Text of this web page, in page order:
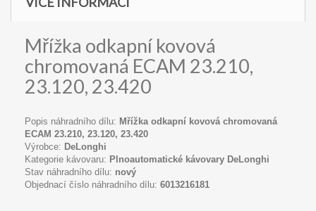
Mřížka odkapní kovová
chromovaná ECAM 23.210,
23.120, 23.420
Popis náhradního dílu: Mřížka odkapní kovová chromovaná
ECAM 23.210, 23.120, 23.420
Výrobce: DeLonghi
Kategorie kávovaru: Plnoautomatické kávovary DeLonghi
Stav náhradního dílu: nový
Objednací číslo náhradního dílu: 6013216181